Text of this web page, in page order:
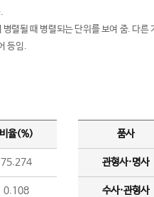
렬될 때 병렬되는 단위를 보여 줌. 다른
등임.
비율(%)
75.274
0.108
품사
관형사·명사
수사·관형사